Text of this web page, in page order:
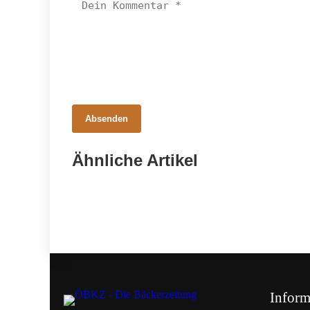
Absenden
Ähnliche Artikel
Leo Jindrak über den ermäßigten
Mehrwertsteuersatz und schier